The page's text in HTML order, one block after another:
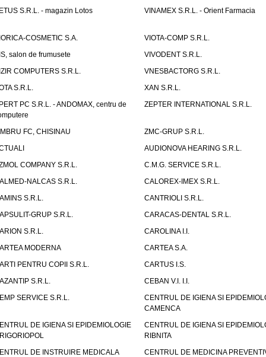
S.R.L. - magazin Lotos
VINAMEX S.R.L. - Orient Farmacia
COSMETIC S.A.
VIOTA-COMP S.R.L.
salon de frumusete
VIVODENT S.R.L.
COMPUTERS S.R.L.
VNESBACTORG S.R.L.
S.R.L.
XAN S.R.L.
PC S.R.L. - ANDOMAX, centru de
ZEPTER INTERNATIONAL S.R.L.
FC, CHISINAU
ZMC-GRUP S.R.L.
AUDIONOVA HEARING S.R.L.
COMPANY S.R.L.
C.M.G. SERVICE S.R.L.
NALCAS S.R.L.
CALOREX-IMEX S.R.L.
S.R.L.
CANTRIOLI S.R.L.
GRUP S.R.L.
CARACAS-DENTAL S.R.L.
S.R.L.
CAROLINA I.I.
MODERNA
CARTEA S.A.
PENTRU COPII S.R.L.
CARTUS I.S.
S.R.L.
CEBAN V.I. I.I.
SERVICE S.R.L.
CENTRUL DE IGIENA SI
CAMENCA
DE IGIENA SI EPIDEMIOLOGIE
CENTRUL DE IGIENA SI
RIBNITA
DE INSTRUIRE MEDICALA
CENTRUL DE MEDICINA